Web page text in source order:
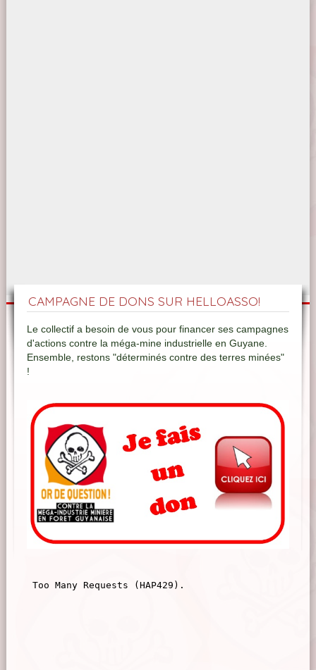
CAMPAGNE DE DONS SUR HELLOASSO!
Le collectif a besoin de vous pour financer ses campagnes
d'actions contre la méga-mine industrielle en Guyane.
Ensemble, restons "déterminés contre des terres minées"
!